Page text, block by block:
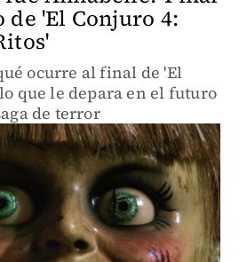
de 'El Conjuro 4:
ocurre al final de 'El
que le depara en el futuro
de terror